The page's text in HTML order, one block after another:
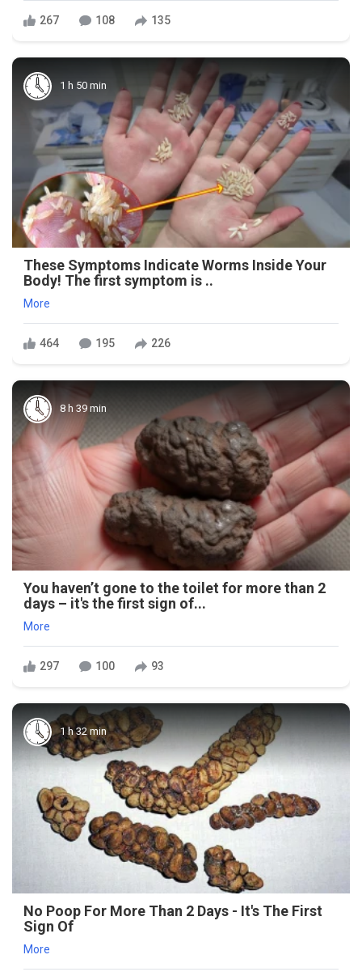
267 108 135
1 h 50 min
These Symptoms Indicate Worms Inside Your
Body! The first symptom is ..
More
464 195 226
8 h 39 min
You haven’t gone to the toilet for more than 2
days – it's the first sign of...
More
297 100 93
1 h 32 min
No Poop For More Than 2 Days - It's The First
Sign Of
More